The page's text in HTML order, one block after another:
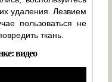
удаления. Лезвием
пользоваться не
ткань.
видео